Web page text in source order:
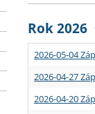
Strategie
Podpora
Učitelské
Rigorózní
Granty a
Rok 2026
2026-05-04
2026-04-27
2026-04-20